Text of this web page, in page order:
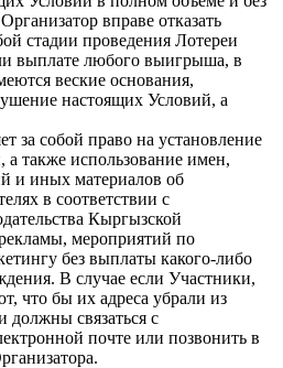
вправе отказать
стадии проведения Лотереи
выплате любого выигрыша, в
веские основания,
настоящих Условий, а
за собой право на установление
а также использование имен,
и иных материалов об
в соответствии с
Кыргызской
мероприятий по
без выплаты какого-либо
В случае если Участники,
что бы их адреса убрали из
должны связаться с
почте или позвонить в